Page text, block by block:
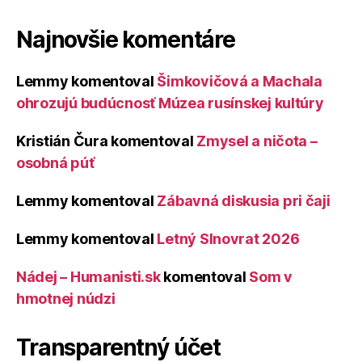
Najnovšie komentáre
Lemmy komentoval Šimkovičová a Machala
ohrozujú budúcnosť Múzea rusínskej kultúry
Kristián Čura komentoval Zmysel a ničota –
osobná púť
Lemmy komentoval Zábavná diskusia pri čaji
Lemmy komentoval Letný Slnovrat 2026
Nádej – Humanisti.skkomentoval Som v
hmotnej núdzi
Transparentný účet